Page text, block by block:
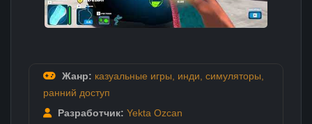
Жанр: казуальные игры инди симуляторы
ранний доступ
Разработчик: Yekta Ozcan